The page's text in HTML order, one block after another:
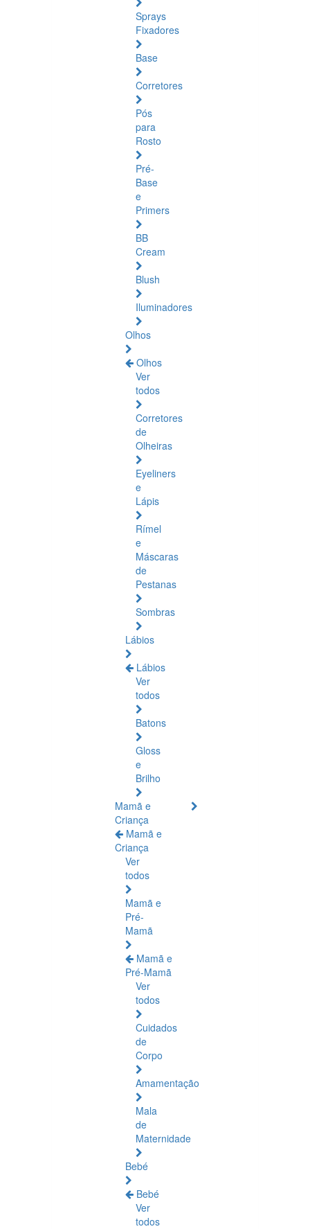
Sprays
Fixadores
Base
Corretores
Pós
para
Rosto
Pré-
Base
e
Primers
BB
Cream
Blush
Iluminadores
Olhos
Olhos
Ver
todos
Corretores
de
Olheiras
Eyeliners
e
Lápis
Rímel
e
Máscaras
de
Pestanas
Sombras
Lábios
Lábios
Ver
todos
Batons
Gloss
e
Brilho
Mamã e
Criança
Mamã e
Criança
Ver
todos
Mamã e
Pré-
Mamã
Mamã e
Pré-Mamã
Ver
todos
Cuidados
de
Corpo
Amamentação
Mala
de
Maternidade
Bebé
Bebé
Ver
todos